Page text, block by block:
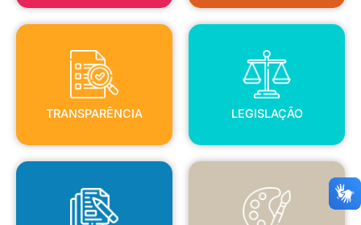
TRANSPARÊNCIA
TRANSPARÊNCIA
LEGISLAÇÃO
LEGISLAÇÃO
EDITAIS LEI PAULO GUSTAVO